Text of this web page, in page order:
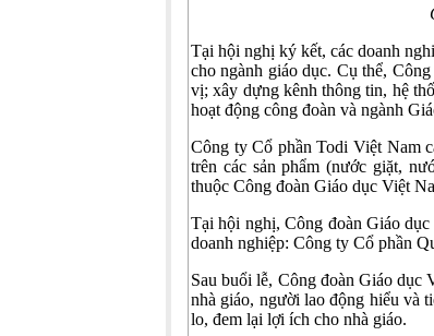
Tại hội nghị ký kết, các doanh
cho ngành giáo dục. Cụ thể,
vị; xây dựng kênh thông tin, hệ
hoạt động công đoàn và ngành
Công ty Cổ phần Todi Việt Nam
trên các sản phẩm (nước giặt,
thuộc Công đoàn Giáo dục Việt
Tại hội nghị, Công đoàn Giáo
doanh nghiệp: Công ty Cổ phần
Sau buổi lễ, Công đoàn Giáo dục
nhà giáo, người lao động hiểu và
lo, đem lại lợi ích cho nhà giáo.